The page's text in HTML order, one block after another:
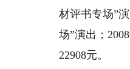
材评书专场”
场”演出；
22908元。